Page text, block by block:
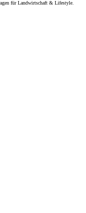
für Landwirtschaft & Lifestyle.